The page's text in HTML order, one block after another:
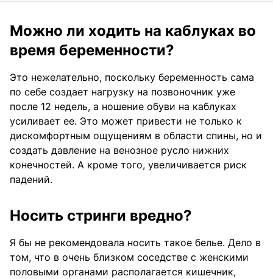
Можно ли ходить на каблуках во
время беременности?
Это нежелательно, поскольку беременность сама
по себе создает нагрузку на позвоночник уже
после 12 недель, а ношение обуви на каблуках
усиливает ее. Это может привести не только к
дискомфортным ощущениям в области спины, но и
создать давление на венозное русло нижних
конечностей. А кроме того, увеличивается риск
падений.
Носить стринги вредно?
Я бы не рекомендовала носить такое белье. Дело в
том, что в очень близком соседстве с женскими
половыми органами располагается кишечник,